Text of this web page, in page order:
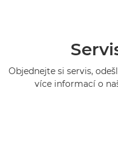
Objednejte si servis,
více informací o